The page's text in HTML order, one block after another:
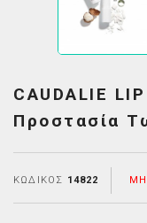
CAUDALIE
Προστασία
ΚΩΔΙΚΌΣ 14822 ΜΗ